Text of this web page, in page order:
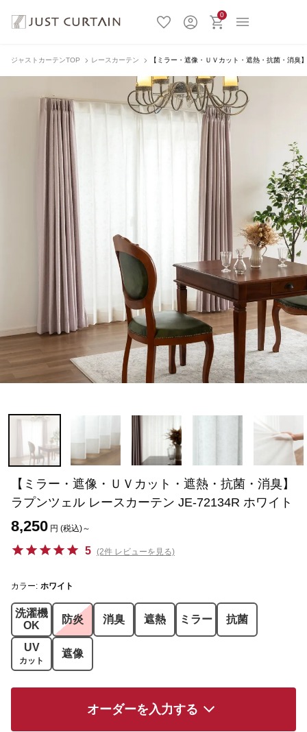
0
ジャストカーテンTOP レースカーテン 【ミラー・遮像・ＵＶカット・遮熱・抗菌・消
【ミラー・遮像・ＵＶカット・遮熱・抗菌・消臭】
ラプンツェル レースカーテン JE-72134R ホワイト
8,250 円 (税込)～
5 (2件 レビューを見る)
カラー: ホワイト
洗濯機
OK
防炎 消臭 遮熱 ミラー 抗菌
UV
カット
遮像
オーダーを入力する